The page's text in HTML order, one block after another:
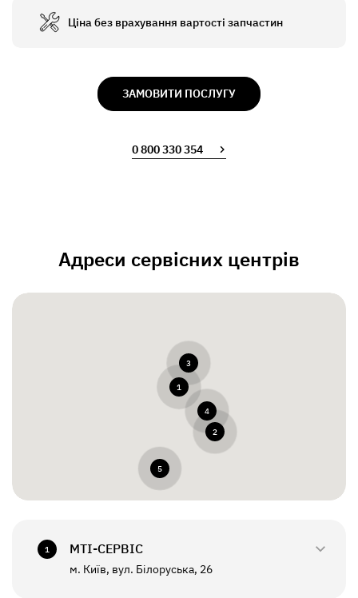
Ціна без врахування вартості запчастин
ЗАМОВИТИ ПОСЛУГУ
0 800 330 354
Адреси сервісних центрів
1
2
3
4
5
1 МТI-СЕРВІС
м. Київ, вул. Білоруська, 26